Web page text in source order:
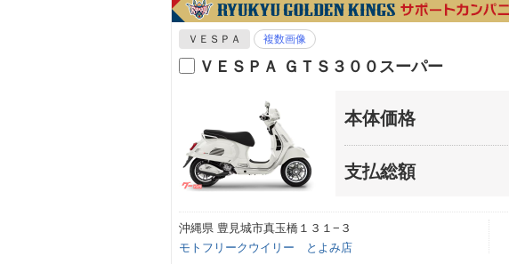
ＶＥＳＰＡ 複数画像
ＶＥＳＰＡ ＧＴＳ３００スーパー
本体価格
支払総額
沖縄県 豊見城市真玉橋１３１−３
モトフリークウイリー とよみ店